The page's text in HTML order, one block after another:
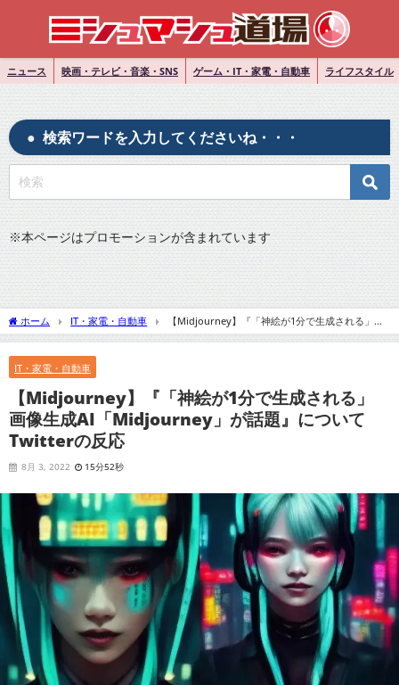
ニュース 映画・テレビ・音楽・SNS ゲーム・IT・家電・自動車 ライフスタイル
検索ワードを入力してくださいね・・・
※本ページはプロモーションが含まれています
ホーム IT・家電・自動車
【Midjourney】『「神絵が1分で生成される」
画像生成AI「Midjourney」が話題』についてTwitterの反応
IT・家電・自動車
【Midjourney】『「神絵が1分で生成される」
画像生成AI「Midjourney」が話題』について
Twitterの反応
8月 3, 2022 15分52秒